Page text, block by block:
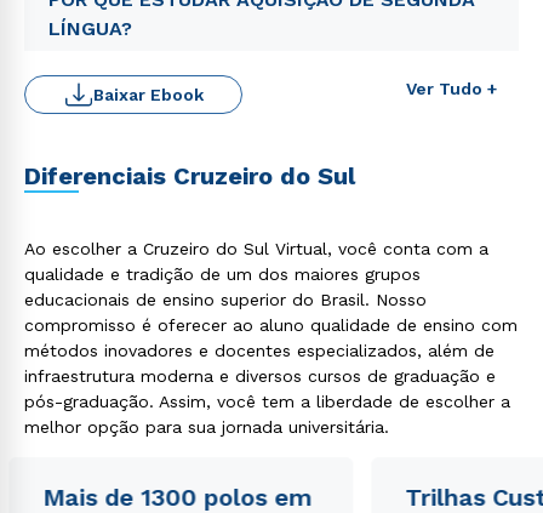
LÍNGUA?
Ver Tudo +
Baixar Ebook
Diferenciais Cruzeiro do Sul
Ao escolher a Cruzeiro do Sul Virtual, você conta com a
qualidade e tradição de um dos maiores grupos
educacionais de ensino superior do Brasil. Nosso
compromisso é oferecer ao aluno qualidade de ensino com
métodos inovadores e docentes especializados, além de
infraestrutura moderna e diversos cursos de graduação e
pós-graduação. Assim, você tem a liberdade de escolher a
melhor opção para sua jornada universitária.
Mais de 1300 polos em
Trilhas
ou
envio de conteúdos da Cruzeiro do Sul.